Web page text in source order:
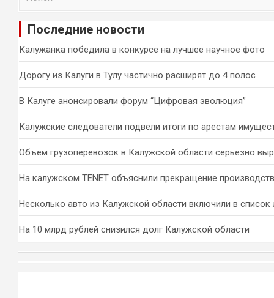
и
Последние новости
Калужанка победила в конкурсе на лучшее научное фото
Дорогу из Калуги в Тулу частично расширят до 4 полос
В Калуге анонсировали форум “Цифровая эволюция”
Калужские следователи подвели итоги по арестам
Объем грузоперевозок в Калужской области серьезно
На калужском TENET объяснили прекращение
Несколько авто из Калужской области включили в список
На 10 млрд рублей снизился долг Калужской области